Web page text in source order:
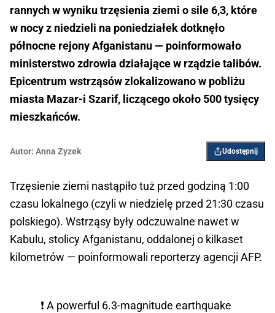
rannych w wyniku trzęsienia ziemi o sile 6,3, które
w nocy z niedzieli na poniedziałek dotknęło
północne rejony Afganistanu — poinformowało
ministerstwo zdrowia działające w rządzie talibów.
Epicentrum wstrząsów zlokalizowano w pobliżu
miasta Mazar-i Szarif, liczącego około 500 tysięcy
mieszkańców.
Autor: Anna Zyzek Udostępnij
Trzęsienie ziemi nastąpiło tuż przed godziną 1:00
czasu lokalnego (czyli w niedzielę przed 21:30 czasu
polskiego). Wstrząsy były odczuwalne nawet w
Kabulu, stolicy Afganistanu, oddalonej o kilkaset
kilometrów — poinformowali reporterzy agencji AFP.
❗ A powerful 6.3-magnitude earthquake